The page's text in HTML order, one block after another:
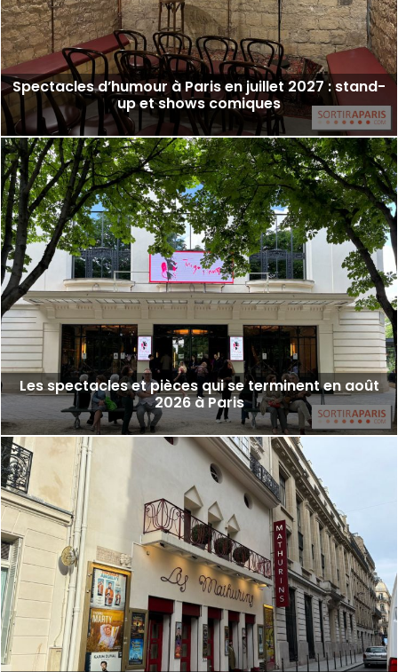
Spectacles d’humour à Paris en juillet 2027 : stand-
up et shows comiques
Les spectacles et pièces qui se terminent en août
2026 à Paris